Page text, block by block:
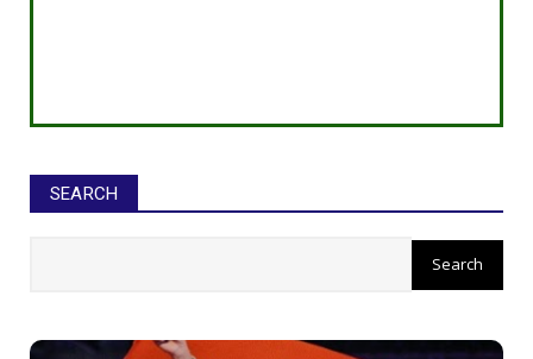
SEARCH